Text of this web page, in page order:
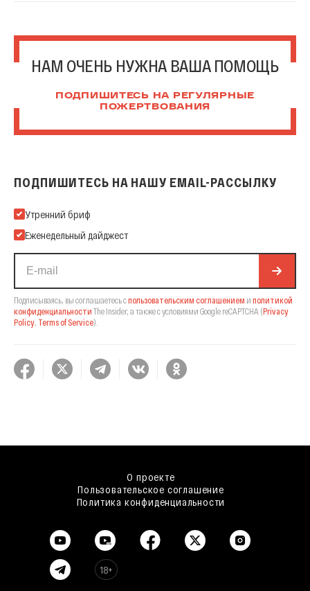
НАМ ОЧЕНЬ НУЖНА ВАША ПОМОЩЬ
ПОДПИШИТЕСЬ НА РЕГУЛЯРНЫЕ
ПОЖЕРТВОВАНИЯ
ПОДПИШИТЕСЬ НА НАШУ EMAIL-РАССЫЛКУ
Подпишитесь на нашу Email-рассылку
Утренний бриф
Еженедельный дайджест
Подписываясь, вы соглашаетесь спользовательским соглашением и политикой
конфиденциальности The Insider, а также с условиями Google reCAPTCHA (Privacy
Policy, Terms of Service).
О проекте
Пользовательское соглашение
Политика конфиденциальности
18+